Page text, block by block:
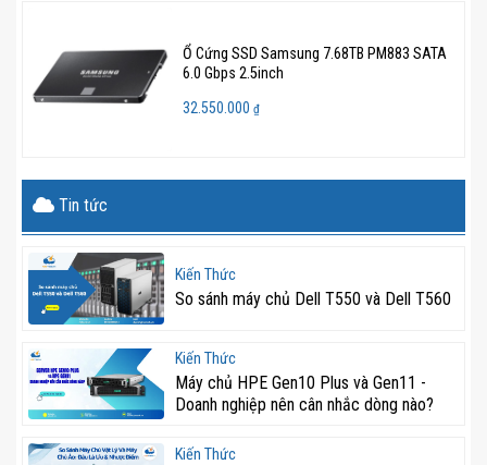
Ổ Cứng SSD Samsung 7.68TB PM883 SATA
6.0 Gbps 2.5inch
32.550.000 ₫
Tin tức
Kiến Thức
So sánh máy chủ Dell T550 và Dell T560
Kiến Thức
Máy chủ HPE Gen10 Plus và Gen11 -
Doanh nghiệp nên cân nhắc dòng nào?
Kiến Thức